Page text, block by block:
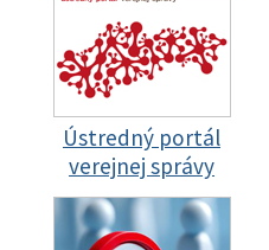
Ústredný portál
verejnej správy